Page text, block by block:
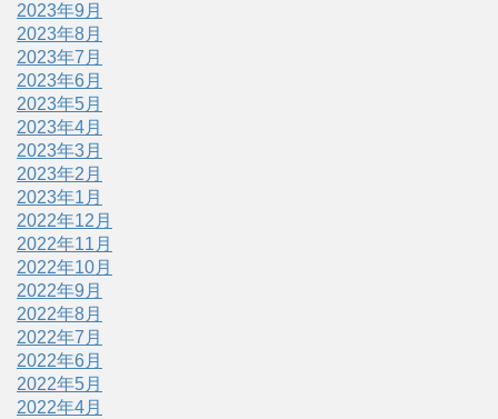
2023年9月
2023年8月
2023年7月
2023年6月
2023年5月
2023年4月
2023年3月
2023年2月
2023年1月
2022年12月
2022年11月
2022年10月
2022年9月
2022年8月
2022年7月
2022年6月
2022年5月
2022年4月